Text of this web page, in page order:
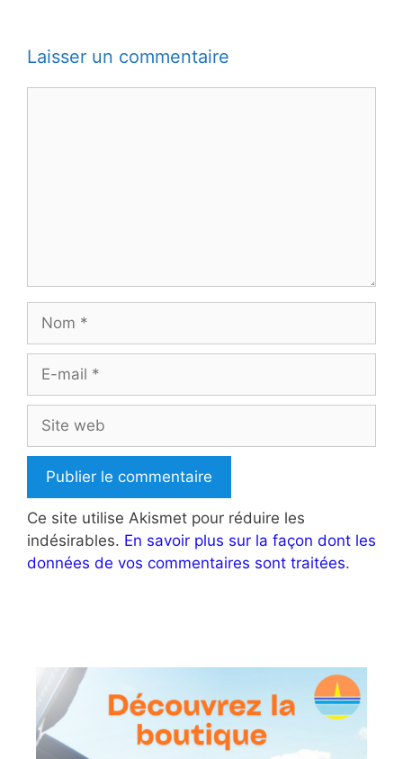
Laisser un commentaire
mail
web
Ce site utilise Akismet pour réduire les
indésirables. En savoir plus sur la façon dont les
données de vos commentaires sont traitées.